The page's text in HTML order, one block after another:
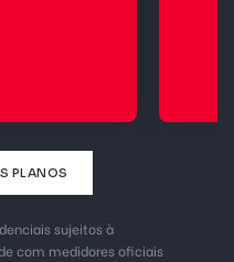
PLANOS
sujeitos à
com medidores oficiais